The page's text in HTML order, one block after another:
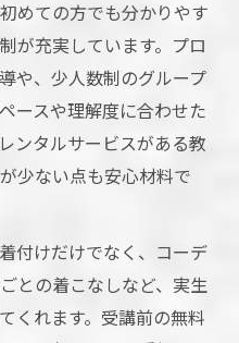
めての方でも分かりやす
が充実しています。プロ
や、少人数制のグループ
ースや理解度に合わせた
ンタルサービスがある教
少ない点も安心材料で
付けだけでなく、コーデ
との着こなしなど、実生
くれます。受講前の無料